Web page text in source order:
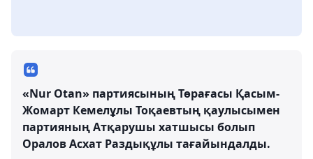
«Nur Otan» партиясының Төрағасы Қасым-
Жомарт Кемелұлы Тоқаевтың қаулысымен
партияның Атқарушы хатшысы болып
Оралов Асхат Раздықұлы тағайындалды.